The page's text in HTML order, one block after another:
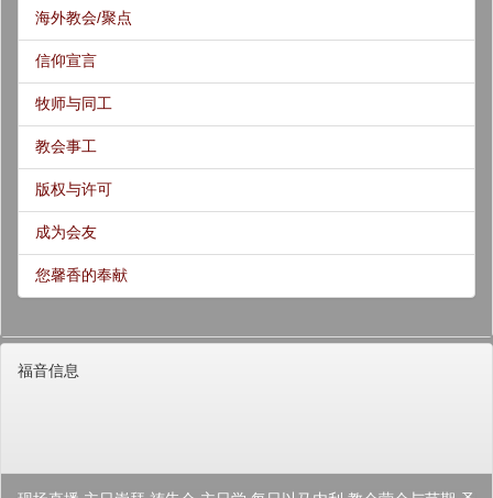
海外教会/聚点
信仰宣言
牧师与同工
教会事工
版权与许可
成为会友
您馨香的奉献
福音信息